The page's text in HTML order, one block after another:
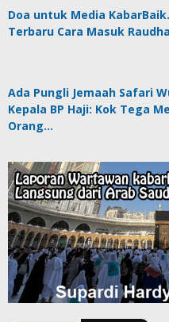
Doa untuk Media
Terbaru Cara Masuk
Ada Pungli Jemaah Safari
Kepala BP Haji: Kok Tega
Orang…